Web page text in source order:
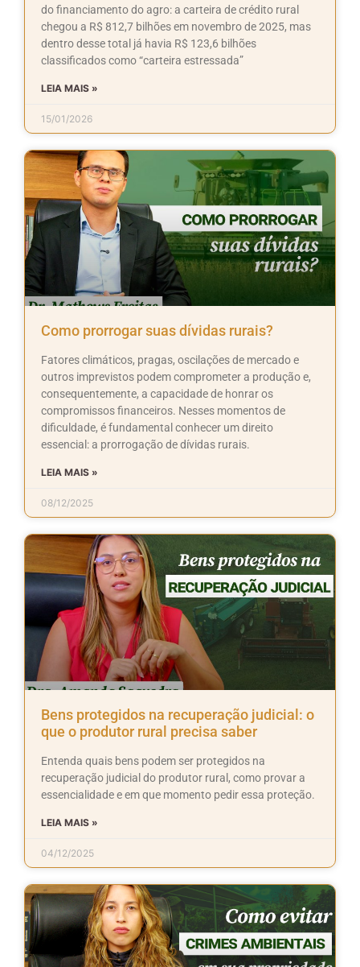
do financiamento do agro: a carteira de crédito rural
chegou a R$ 812,7 bilhões em novembro de 2025, mas
dentro desse total já havia R$ 123,6 bilhões
classificados como “carteira estressada”
LEIA MAIS »
15/01/2026
Como prorrogar suas dívidas rurais?
Fatores climáticos, pragas, oscilações de mercado e
outros imprevistos podem comprometer a produção e,
consequentemente, a capacidade de honrar os
compromissos financeiros. Nesses momentos de
dificuldade, é fundamental conhecer um direito
essencial: a prorrogação de dívidas rurais.
LEIA MAIS »
08/12/2025
Bens protegidos na recuperação judicial: o
que o produtor rural precisa saber
Entenda quais bens podem ser protegidos na
recuperação judicial do produtor rural, como provar a
essencialidade e em que momento pedir essa proteção.
LEIA MAIS »
04/12/2025